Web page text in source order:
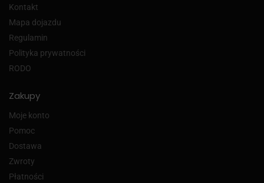
Kontakt
Mapa dojazdu
Regulamin
Polityka prywatności
RODO
Zakupy
Moje konto
Pomoc
Dostawa
Zwroty
Płatności